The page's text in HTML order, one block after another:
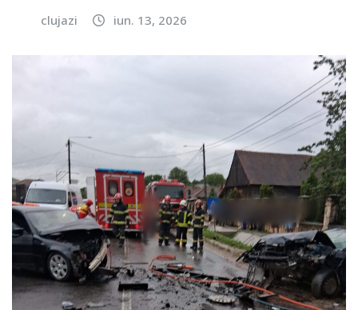
clujazi iun. 13, 2026